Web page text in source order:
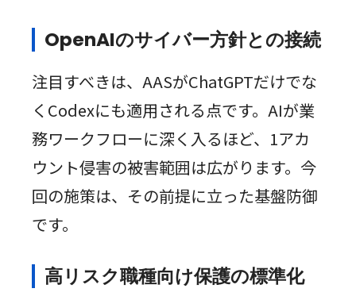
OpenAIのサイバー方針との接続
注目すべきは、AASがChatGPTだけでな
くCodexにも適用される点です。AIが業
務ワークフローに深く入るほど、1アカ
ウント侵害の被害範囲は広がります。今
回の施策は、その前提に立った基盤防御
です。
高リスク職種向け保護の標準化